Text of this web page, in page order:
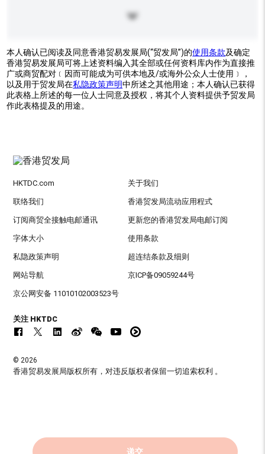
本人确认已阅读及同意香港贸易发展局(“贸发局”)的使用条款及确定
香港贸易发展局可将上述资料编入其全部或任何资料库内作为直接推
广或商贸配对﹝因而可能成为可供本地及/或海外公众人士使用﹞，
以及用于贸发局在私隐政策声明中所述之其他用途；本人确认已获得
此表格上所述的每一位人士同意及授权，将其个人资料提供予贸发局
作此表格提及的用途。
递交
HKTDC.com 关于我们
联络我们 香港贸发局流动应用程式
订阅商贸全接触电邮通讯 更新您的香港贸发局电邮订阅
字体大小 使用条款
私隐政策声明 超连结条款及细则
网站导航 京ICP备09059244号
京公网安备 11010102003523号
关注 HKTDC
© 2026
香港贸易发展局版权所有，对违反版权者保留一切追索权利 。